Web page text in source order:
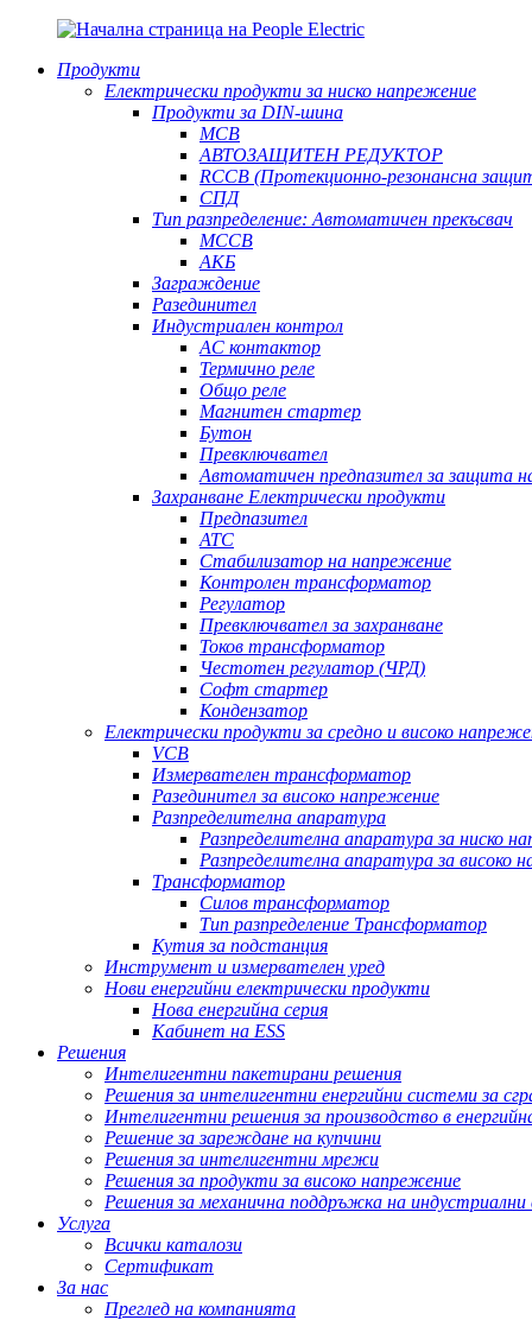
Продукти
Електрически продукти за ниско напрежение
Продукти за DIN-шина
MCB
АВТОЗАЩИТЕН РЕДУКТОР
RCCB (Протекционно-резонансна
СПД
Тип разпределение: Автоматичен прекъсвач
MCCB
АКБ
Заграждение
Разединител
Индустриален контрол
AC контактор
Термично реле
Общо реле
Магнитен стартер
Бутон
Превключвател
Автоматичен предпазител за защита
Захранване Електрически продукти
Предпазител
АТС
Стабилизатор на напрежение
Контролен трансформатор
Регулатор
Превключвател за захранване
Токов трансформатор
Честотен регулатор (ЧРД)
Софт стартер
Кондензатор
Електрически продукти за средно и високо
VCB
Измервателен трансформатор
Разединител за високо напрежение
Разпределителна апаратура
Разпределителна апаратура за ниско
Разпределителна апаратура за високо
Трансформатор
Силов трансформатор
Тип разпределение Трансформатор
Кутия за подстанция
Инструмент и измервателен уред
Нови енергийни електрически продукти
Нова енергийна серия
Кабинет на ESS
Решения
Интелигентни пакетирани решения
Решения за интелигентни енергийни системи за
Интелигентни решения за производство в
Решение за зареждане на купчини
Решения за интелигентни мрежи
Решения за продукти за високо напрежение
Решения за механична поддръжка на
Услуга
Всички каталози
Сертификат
За нас
Преглед на компанията